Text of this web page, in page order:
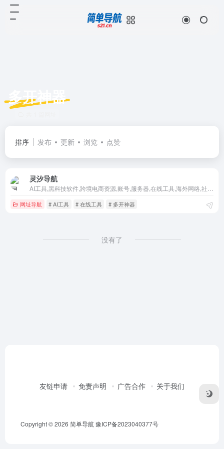
多开神器
排序 发布 更新 浏览 点赞
灵汐导航
网址导航 # AI工具 # 在线工具 # 多开神器
没有了
友链申请 免责声明 广告合作 关于我们
Copyright © 2026 简单导航豫ICP备2023040377号